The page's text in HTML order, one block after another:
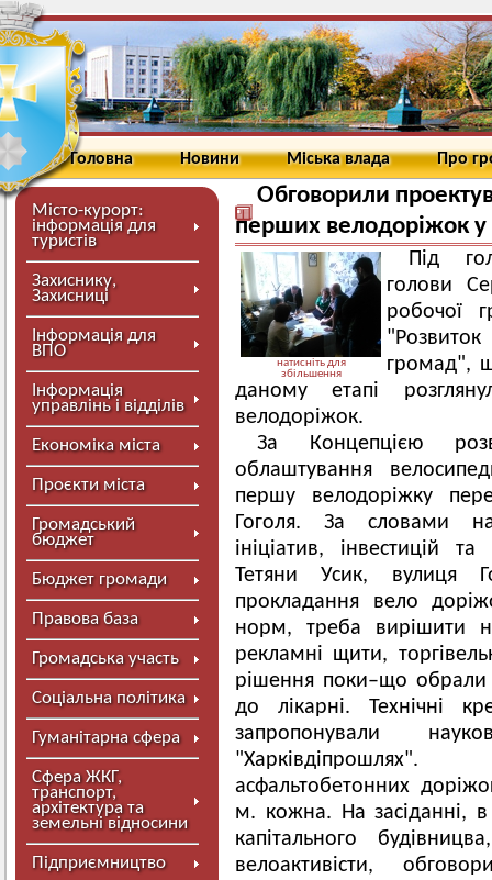
Головна Новини Міська влада Про
Місто-курорт:
інформація для
туристів
Захиснику,
Захисниці
Інформація для
ВПО
Інформація
управлінь і відділів
Економіка міста
Проєкти міста
Громадський
бюджет
Бюджет громади
Правова база
Громадська участь
Соціальна політика
Гуманітарна сфера
Сфера ЖКГ,
транспорт,
архітектура та
земельні відносини
Підприємництво
Обговорили
перших велодоріжок
натисніть для
збільшення
Під
голови
робочої
громад",
даному етапі
велодоріжок.
За Концепцією
облаштування
першу велодоріжку
Гоголя. За словами
ініціатив, інвестицій
Тетяни Усик, вулиця
прокладання вело
норм, треба вирішити
рекламні щити,
рішення поки–що обрали
до лікарні. Технічні
запропонували
асфальтобетонних
м. кожна. На засіданні, в
капітального
велоактивісти,